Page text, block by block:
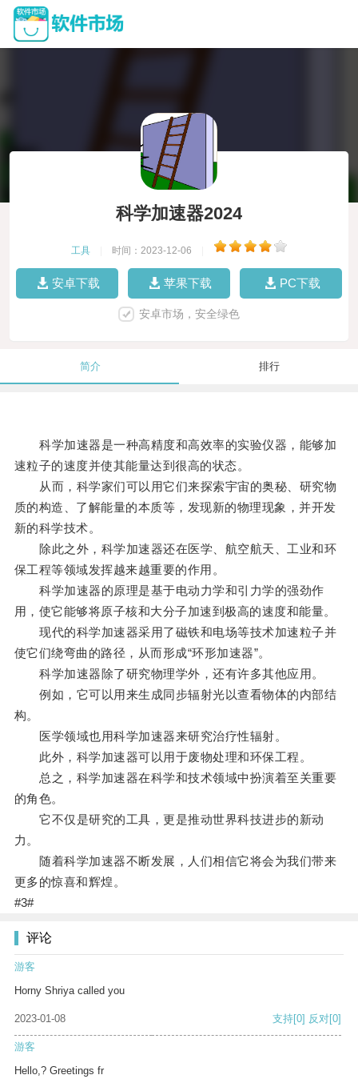
科学加速器2024
工具 时间：2023-12-06
安卓下载 苹果下载 PC下载
安卓市场，安全绿色
简介 排行
科学加速器是一种高精度和高效率的实验仪器，能够加
速粒子的速度并使其能量达到很高的状态。
从而，科学家们可以用它们来探索宇宙的奥秘、研究物
质的构造、了解能量的本质等，发现新的物理现象，并开发
新的科学技术。
除此之外，科学加速器还在医学、航空航天、工业和环
保工程等领域发挥越来越重要的作用。
科学加速器的原理是基于电动力学和引力学的强劲作
用，使它能够将原子核和大分子加速到极高的速度和能量。
现代的科学加速器采用了磁铁和电场等技术加速粒子并
使它们绕弯曲的路径，从而形成“环形加速器”。
科学加速器除了研究物理学外，还有许多其他应用。
例如，它可以用来生成同步辐射光以查看物体的内部结
构。
医学领域也用科学加速器来研究治疗性辐射。
此外，科学加速器可以用于废物处理和环保工程。
总之，科学加速器在科学和技术领域中扮演着至关重要
的角色。
它不仅是研究的工具，更是推动世界科技进步的新动
力。
随着科学加速器不断发展，人们相信它将会为我们带来
更多的惊喜和辉煌。
#3#
评论
游客
Horny Shriya called you
2023-01-08 支持[0] 反对[0]
游客
Hello,? Greetings fr